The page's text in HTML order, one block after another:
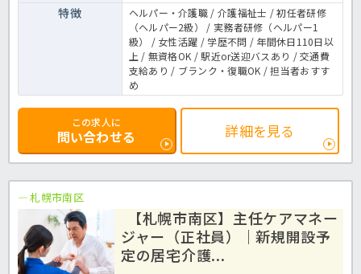
特徴
ヘルパー・介護職 / 介護福祉士 / 初任者研修
（ヘルパー2級） / 実務者研修（ヘルパー1
級） / 女性活躍 / 学歴不問 / 年間休日110日以
上 / 無資格OK / 駅近or送迎バスあり / 交通費
支給あり / ブランク・復職OK / 担当者おすす
め
この求人に
問い合わせる 詳細を見る
札幌市南区
【札幌市南区】主任ケアマネー
ジャー（正社員）｜新規開設予
定の居宅介護...